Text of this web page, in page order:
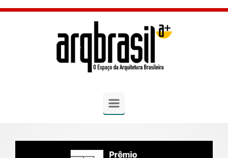
Skip to main content